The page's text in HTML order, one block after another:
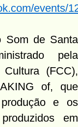
events/
Som de Santa
pela
(FCC),
of, que
e os
em